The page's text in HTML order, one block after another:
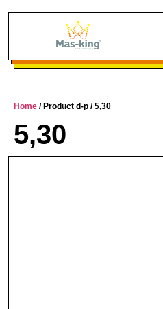
Home / Product d-p / 5,30
5,30